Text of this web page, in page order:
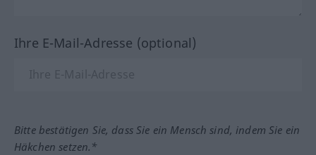
Ihre E-Mail-Adresse (optional)
Bitte bestätigen Sie, dass Sie ein Mensch sind, indem Sie ein
Häkchen setzen.*